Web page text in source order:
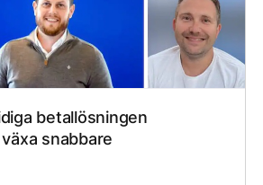
betallösningen
snabbare